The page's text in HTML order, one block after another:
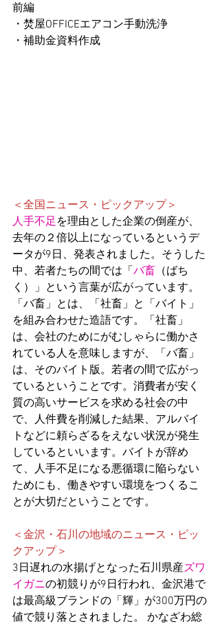
前編
・焚屋OFFICEエアコン手動洗浄
・補助金資料作成
＜全国ニュース・ピックアップ＞
人手不足を理由とした企業の倒産が、
去年の２倍以上になっているというデ
ータが9日、発表されました。そうした
中、若者たちの間では「 バ畜 （ばち
く）」という言葉が広がっています。
「バ畜」とは、「社畜」と「バイト」
を組み合わせた造語です。「社畜」
は、会社のためにがむしゃらに働かさ
れている人を意味しますが、「バ畜」
は、そのバイト版。若者の間で広がっ
ているということです。消費者が安く
質の高いサービスを求める社会の中
で、人件費を削減した結果、アルバイ
トなどに頼らざるをえない状況が発生
しているといいます。バイトが辞め
て、人手不足になる悪循環に陥らない
ためにも、働きやすい環境をつくるこ
とが大切だということです。
＜金沢・石川の地域のニュース・ピッ
クアップ＞
3日遅れの水揚げとなった石川県産ズワ
イガニの初競りが9日行われ、金沢港で
は最高級ブランドの「輝」が300万円の
値で競り落とされました。 かなざわ総